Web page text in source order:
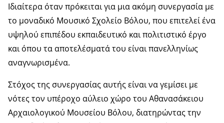
Ιδιαίτερα όταν πρόκειται για μια ακόμη συνεργασία με
το μοναδικό Μουσικό Σχολείο Βόλου, που επιτελεί ένα
υψηλού επιπέδου εκπαιδευτικό και πολιτιστικό έργο
και όπου τα αποτελέσματά του είναι πανελληνίως
αναγνωρισμένα.
Στόχος της συνεργασίας αυτής είναι να γεμίσει με
νότες τον υπέροχο αύλειο χώρο του Αθανασάκειου
Αρχαιολογικού Μουσείου Βόλου, διατηρώντας την